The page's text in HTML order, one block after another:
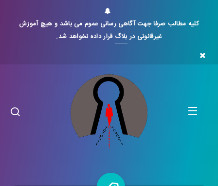
کلیه مطالب صرفا جهت آگاهی رسانی عموم می باشد و هیچ آموزش
غیرقانونی دربلاگ قرار داده نخواهد شد.